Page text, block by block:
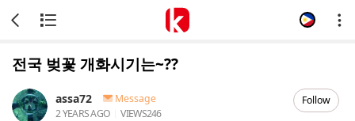
전국 벚꽃 개화시기는~??
assa72
Message
2 YEARS AGO
VIEWS246
Follow